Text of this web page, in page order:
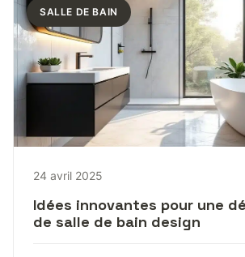
SALLE DE BAIN
24 avril 2025
Idées innovantes pour une
de salle de bain design